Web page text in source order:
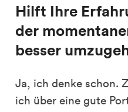
Hilft Ihre
der
besser
Ja, ich denke schon.
ich über eine gute